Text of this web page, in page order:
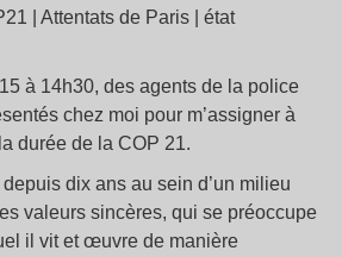
| Attentats de Paris | état
à 14h30, des agents de la police
chez moi pour m’assigner à
durée de la COP 21.
dix ans au sein d’un milieu
valeurs sincères, qui se préoccupe
il vit et œuvre de manière